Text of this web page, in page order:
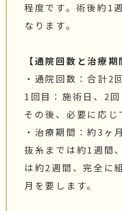
程度です。術後約1
なります。
【通院回数と治療期
・通院回数：合計2
1回目：施術日、2
その後、必要に応
・治療期間：約3ヶ
抜糸までは約1週間
は約2週間、完全に
月を要します。